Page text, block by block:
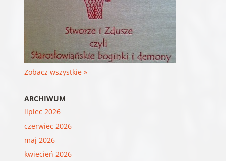
Zobacz wszystkie »
ARCHIWUM
lipiec 2026
czerwiec 2026
maj 2026
kwiecień 2026